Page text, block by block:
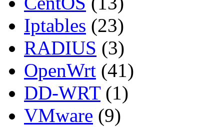
Iptables (23)
RADIUS (3)
OpenWrt (41)
DD-WRT(1)
VMware (9)